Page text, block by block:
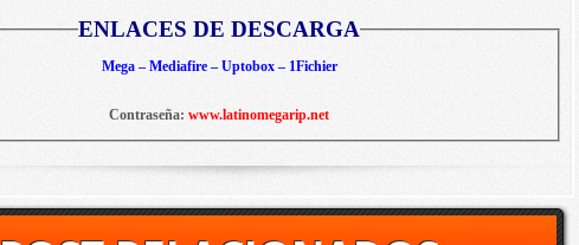
ENLACES DE DESCARGA
Mega – Mediafire – Uptobox – 1Fichier
Contraseña: www.latinomegarip.net